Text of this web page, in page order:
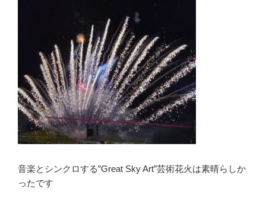
音楽とシンクロする”Great Sky Art”芸術花火は素晴らしか
ったです